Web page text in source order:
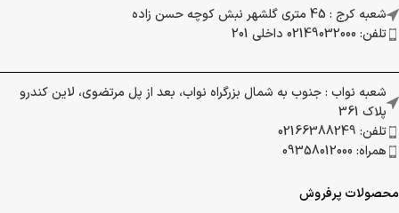
شعبه کرج : 45 متری گلشهر نبش کوچه حسن زاده
تلفن: 02149032000 داخلی 201
شعبه نواب : جنوب به شمال بزرگراه نواب، بعد از پل مرتضوی، لاین کندرو
پلاک 361
تلفن: 02166388249
همراه: 09358012000
محصولات پرفروش